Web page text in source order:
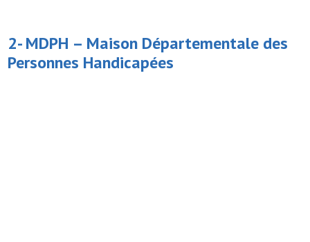
2- MDPH – Maison Départementale des
Personnes Handicapées